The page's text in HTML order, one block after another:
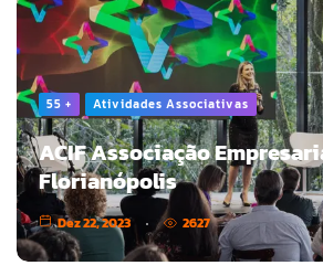
55 + Atividades Associativas
ACIF Associação
Florianópolis
Dez 22, 2023 2627